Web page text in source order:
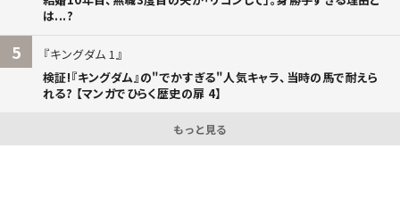
は...?
5
キングダム 1
検証!『キングダム』の"でかすぎる"人気キャラ、当時の馬で耐えら
れる? 【マンガでひらく歴史の扉 4】
もっと見る